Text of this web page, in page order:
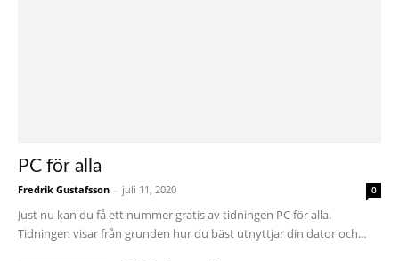
PC för alla
Fredrik Gustafsson - juli 11, 2020 0
Just nu kan du få ett nummer gratis av tidningen PC för alla.
Tidningen visar från grunden hur du bäst utnyttjar din dator och...